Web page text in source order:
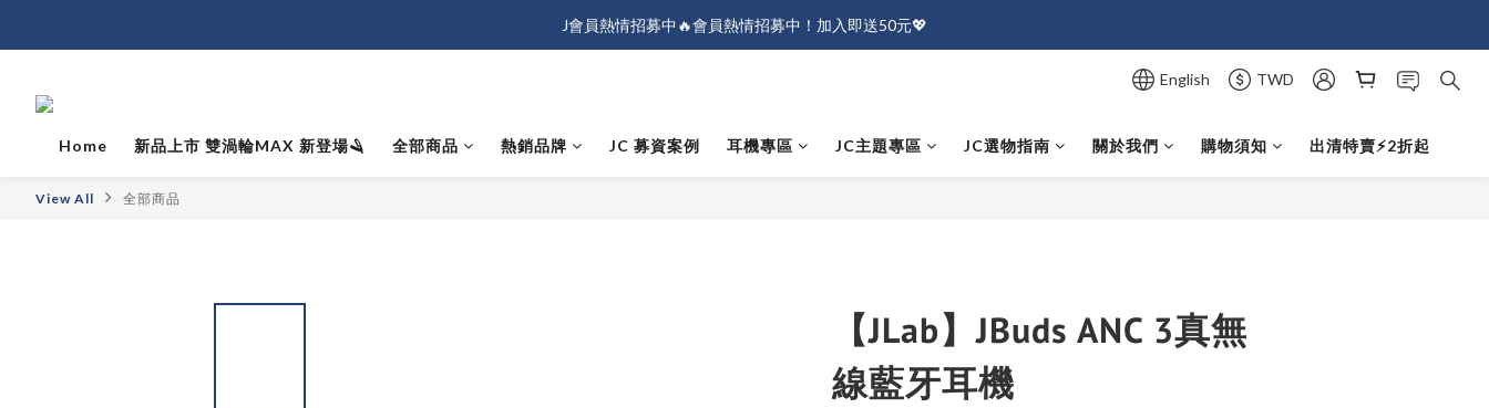
J會員熱情招募中🔥會員熱情招募中！加入即送50元💖
J會員熱情招募中🔥會員熱情招募中！加入即送50元💖
English TWD
Home 新品上市 雙渦輪MAX 新登場🪒 全部商品 熱銷品牌 JC 募資案例 耳機專區 JC主題專區 JC選物指南 關於我們 購物須知 出清特賣⚡️2折起
View All 全部商品
【JLab】JBuds ANC 3真無
線藍牙耳機